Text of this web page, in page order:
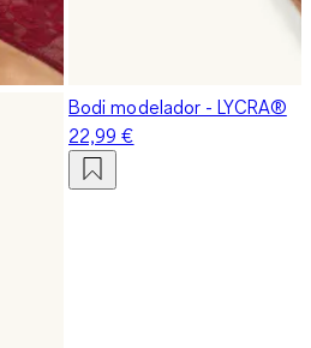
Bodi modelador - LYCRA®
22,99 €